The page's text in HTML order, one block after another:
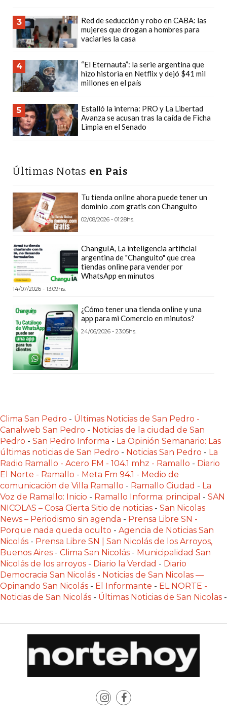
PARA
RESTAURANTES
Y
DELIVERIES
CREAR
UNA
ONLINE:
¿CUÁL
MEJOR
CHANGUITO.COM.AR,
LA
TIENDA
ONLINE
ARGENTINA
QUE
LAS
IA
PARA
VENDER
POR
WHATSAPP
SIN
TIENDA
ONLINE
COMISIÓN
POR
VENTA
POR
CADA
VEZ
MÁS
GASTRONÓMICOS
ELIGEN
CHANGUITO.COM.AR
PEDIDOS
MEJOR
3
Red de seducción y robo en CABA: las
mujeres que drogan a hombres para
vaciarles la casa
4
“El Eternauta”: la serie argentina que
hizo historia en Netflix y dejó $41 mil
millones en el país
5
Estalló la interna: PRO y La Libertad
Avanza se acusan tras la caída de Ficha
Limpia en el Senado
Últimas Notas en Pais
Tu tienda online ahora puede tener un
dominio .com gratis con Changuito
02/08/2026 - 01:28hs.
ChanguIA, La inteligencia artificial
argentina de "Changuito" que crea
tiendas online para vender por
WhatsApp en minutos
14/07/2026 - 13:09hs.
¿Cómo tener una tienda online y una
app para mi Comercio en minutos?
24/06/2026 - 23:05hs.
Clima San Pedro - Últimas Noticias de San Pedro -
Canalweb San Pedro - Noticias de la ciudad de San
Pedro - San Pedro Informa - La Opinión Semanario: Las
últimas noticias de San Pedro - Noticias San Pedro - La
Radio Ramallo - Acero FM - 104.1 mhz - Ramallo - Diario
El Norte - Ramallo - Meta Fm 94.1 - Medio de
comunicación de Villa Ramallo - Ramallo Ciudad - La
Voz de Ramallo: Inicio - Ramallo Informa: principal - SAN
NICOLAS – Cosa Cierta Sitio de noticias - San Nicolas
News – Periodismo sin agenda - Prensa Libre SN -
Porque nada queda oculto - Agencia de Noticias San
Nicolás - Prensa Libre SN | San Nicolás de los Arroyos,
Buenos Aires - Clima San Nicolás - Municipalidad San
Nicolás de los arroyos - Diario la Verdad - Diario
Democracia San Nicolás - Noticias de San Nicolas —
Opinando San Nicolás - El Informante - EL NORTE -
Noticias de San Nicolás - Últimas Noticias de San Nicolas -